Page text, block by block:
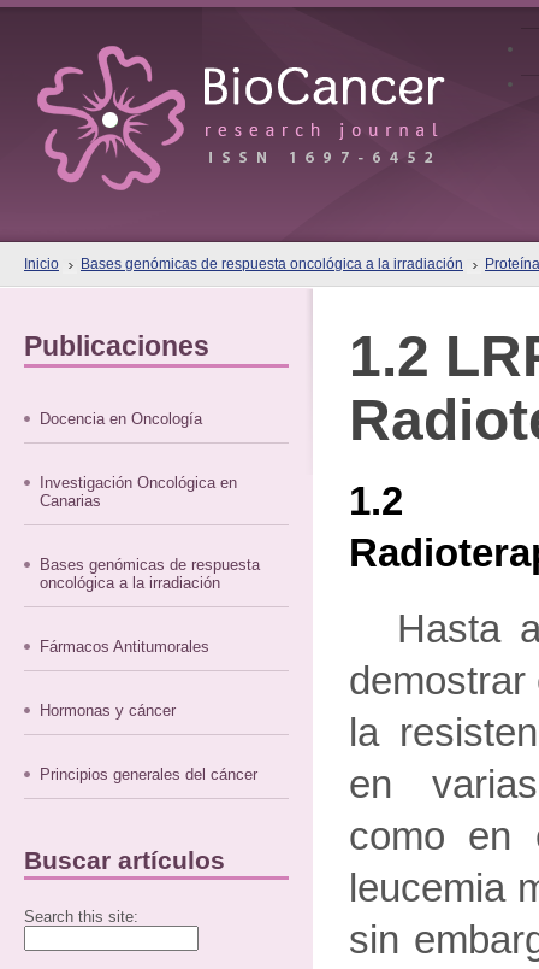
Inicio Bases genómicas de respuesta oncológica a la irradiación
Publicaciones
Docencia en Oncología
Investigación Oncológica en
Canarias
Bases genómicas de respuesta
oncológica a la irradiación
Fármacos Antitumorales
Hormonas y cáncer
Principios generales del cáncer
Buscar artículos
Search this site:
1.2
1.2
Hasta
demostrar
la
en
como en
leucemia
sin